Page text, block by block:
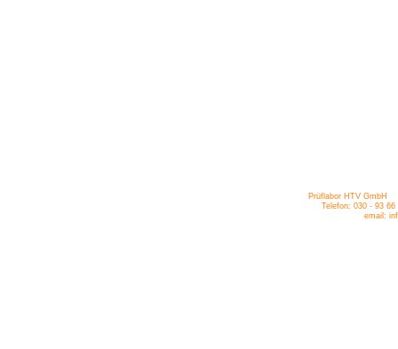
Prüflabor HTV GmbH
Telefon: 030 -93 66
email: